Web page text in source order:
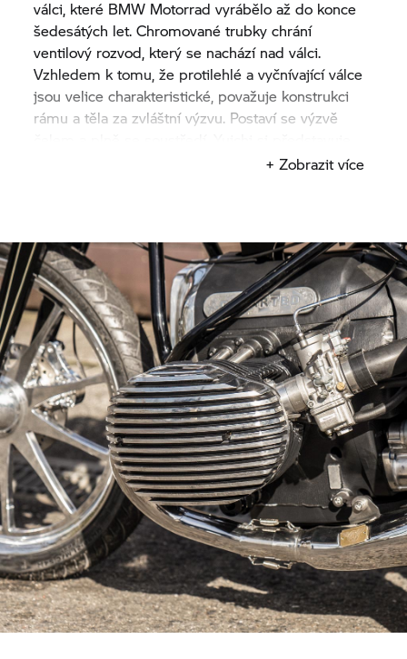
válci, které BMW Motorrad vyrábělo až do konce
šedesátých let. Chromované trubky chrání
ventilový rozvod, který se nachází nad válci.
Vzhledem k tomu, že protilehlé a vyčnívající válce
jsou velice charakteristické, považuje konstrukci
rámu a těla za zvláštní výzvu. Postaví se výzvě
jízdu na plný plyn. Pak dostane nápad: chce
+ Zobrazit více